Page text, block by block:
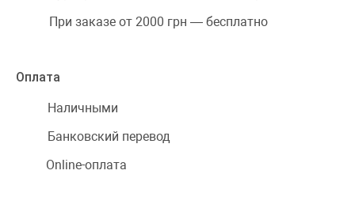
При заказе от 2000 грн — бесплатно
Оплата
Наличными
Банковский перевод
Online-оплата